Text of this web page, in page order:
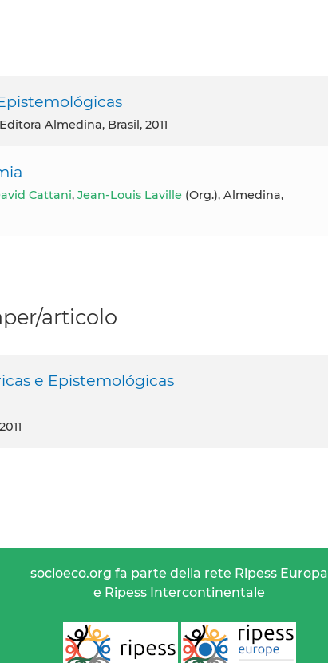
Almedina, Brasil, 2011
Cattani, Jean-Louis Laville (Org.), Almedina,
articolo
e Epistemológicas
socioeco.org fa parte della rete Ripess Europa
e Ripess Intercontinentale